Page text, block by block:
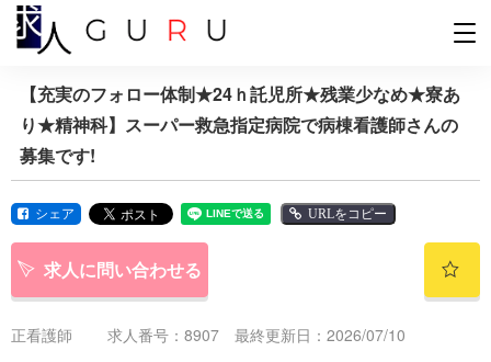
【充実のフォロー体制★24ｈ託児所★残業少なめ★寮あ
り★精神科】スーパー救急指定病院で病棟看護師さんの
募集です!
シェア URLをコピー
求人に問い合わせる
正看護師 求人番号：8907 最終更新日：2026/07/10